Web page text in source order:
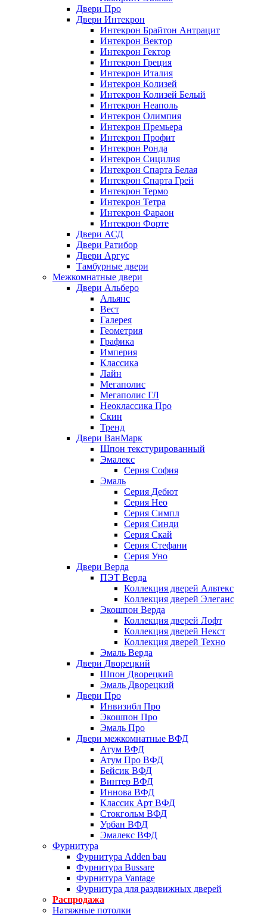
Двери Про
Двери Интекрон
Интекрон Брайтон Антрацит
Интекрон Вектор
Интекрон Гектор
Интекрон Греция
Интекрон Италия
Интекрон Колизей
Интекрон Колизей Белый
Интекрон Неаполь
Интекрон Олимпия
Интекрон Премьера
Интекрон Профит
Интекрон Ронда
Интекрон Сицилия
Интекрон Спарта Белая
Интекрон Спарта Грей
Интекрон Термо
Интекрон Тетра
Интекрон Фараон
Интекрон Форте
Двери АСД
Двери Ратибор
Двери Аргус
Тамбурные двери
Межкомнатные двери
Двери Альберо
Альянс
Вест
Галерея
Геометрия
Графика
Империя
Классика
Лайн
Мегаполис
Мегаполис ГЛ
Неоклассика Про
Скин
Тренд
Двери ВанМарк
Шпон текстурированный
Эмалекс
Серия София
Эмаль
Серия Дебют
Серия Нео
Серия Симпл
Серия Синди
Серия Скай
Серия Стефани
Серия Уно
Двери Верда
ПЭТ Верда
Коллекция дверей Альтекс
Коллекция дверей Элеганс
Экошпон Верда
Коллекция дверей Лофт
Коллекция дверей Некст
Коллекция дверей Техно
Эмаль Верда
Двери Дворецкий
Шпон Дворецкий
Эмаль Дворецкий
Двери Про
Инвизибл Про
Экошпон Про
Эмаль Про
Двери межкомнатные ВФД
Атум ВФД
Атум Про ВФД
Бейсик ВФД
Винтер ВФД
Иннова ВФД
Классик Арт ВФД
Стокгольм ВФД
Урбан ВФД
Эмалекс ВФД
Фурнитура
Фурнитура Adden bau
Фурнитура Bussare
Фурнитура Vantage
Фурнитура для раздвижных дверей
Распродажа
Натяжные потолки